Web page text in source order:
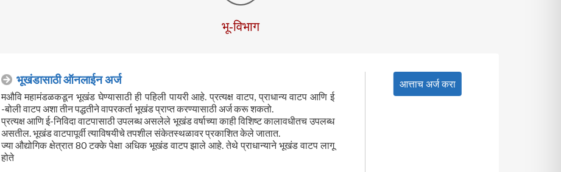
भू-विभाग
भूखंडासाठी ऑनलाईन अर्ज
मऔवि महामंडळकडून भूखंड घेण्यासाठी ही पहिली पायरी आहे. प्रत्यक्ष वाटप, प्राधान्य वाटप आणि ई
-बोली वाटप अशा तीन पद्धतीने वापरकर्ता भूखंड प्राप्त करण्यासाठी अर्ज करू शकतो.
प्रत्यक्ष आणि ई-निविदा वाटपासाठी उपलब्ध असलेले भूखंड वर्षाच्या काही विशिष्ट कालावधीतच उपलब्ध
असतील. भूखंड वाटपापूर्वी त्याविषयीचे तपशील संकेतस्थळावर प्रकाशित केले जातात.
ज्या औद्योगिक क्षेत्रात 80 टक्के पेक्षा अधिक भूखंड वाटप झाले आहे. तेथे प्राधान्याने भूखंड वाटप लागू
होते
आत्ताच अर्ज करा